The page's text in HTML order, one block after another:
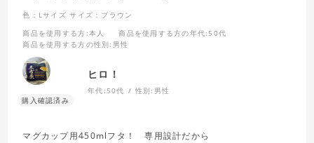
色：Lサイズ サイズ：ブラウン
商品を使用する方 :本人 商品を使用する方の年代 :50代
商品を使用する方の性別:男性
ヒロ！
年代: 50代 性別: 男性
マグカップ用450mlフタ！ 専用設計だから